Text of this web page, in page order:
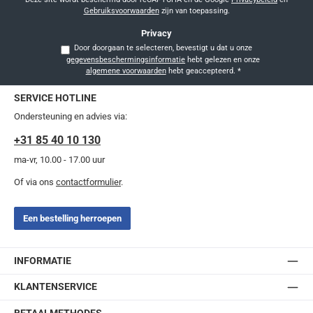
Gebruiksvoorwaardenzijn van toepassing.
Privacy
Door doorgaan te selecteren, bevestigt u dat u onze
gegevensbeschermingsinformatie
algemene voorwaardenhebt geaccepteerd. *
SERVICE HOTLINE
Ondersteuning en advies via:
+31 85 40 10 130
ma-vr, 10.00 - 17.00 uur
Of via ons contactformulier.
Een bestelling herroepen
INFORMATIE
KLANTENSERVICE